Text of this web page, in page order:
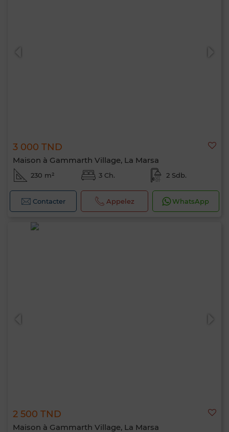
3 000 TND
Maison à Gammarth Village, La Marsa
230 m² 3 Ch. 2 Sdb.
Contacter Appelez WhatsApp
2 500 TND
Maison à Gammarth Village, La Marsa